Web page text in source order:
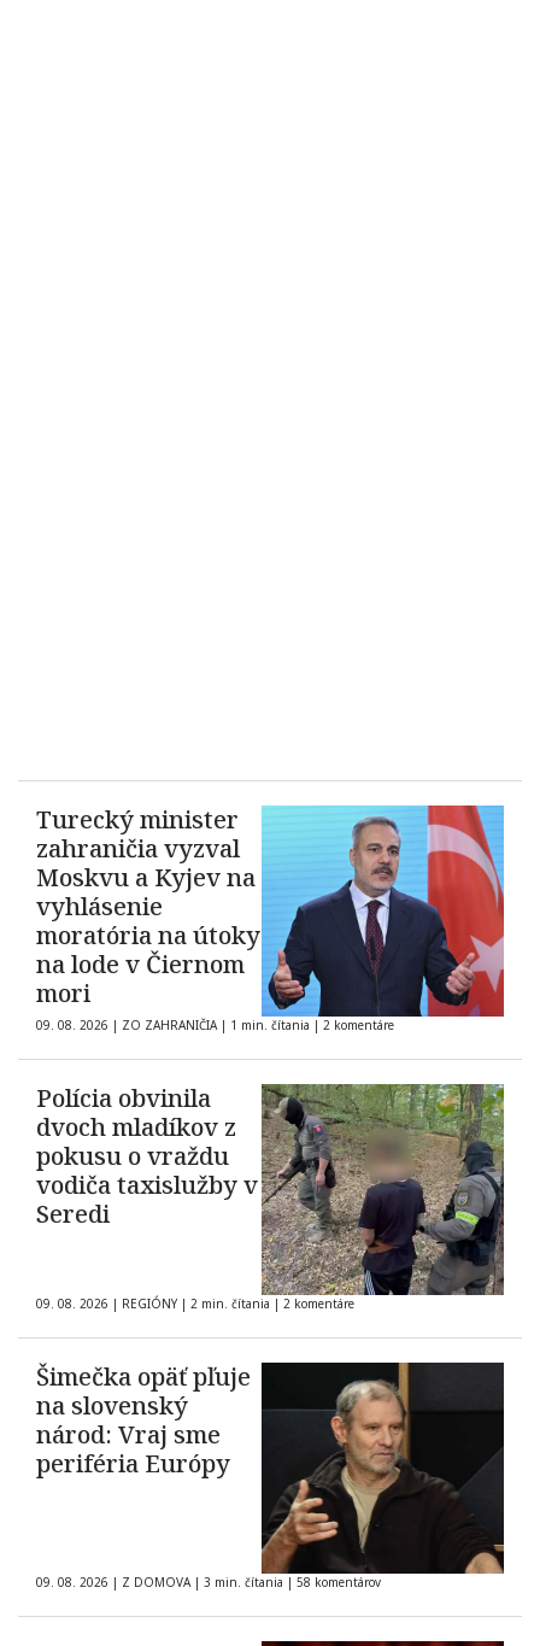
Turecký minister
zahraničia vyzval
Moskvu a Kyjev na
vyhlásenie
moratória na útoky
na lode v Čiernom
mori
09. 08. 2026 | ZO ZAHRANIČIA | 1 min. čítania | 2 komentáre
Polícia obvinila
dvoch mladíkov z
pokusu o vraždu
vodiča taxislužby v
Seredi
09. 08. 2026 | REGIÓNY | 2 min. čítania | 2 komentáre
Šimečka opäť pľuje
na slovenský
národ: Vraj sme
periféria Európy
09. 08. 2026 | Z DOMOVA | 3 min. čítania | 58 komentárov